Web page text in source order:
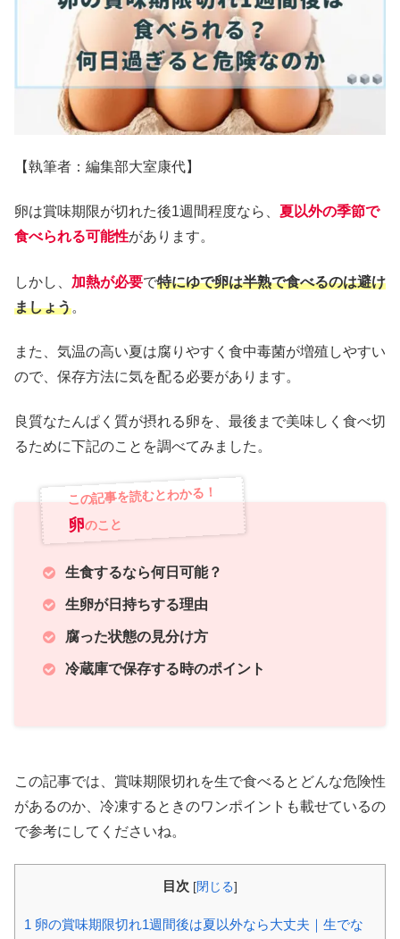
【執筆者：編集部大室康代】
卵は賞味期限が切れた後1週間程度なら、 夏以外の季節で
食べられる可能性があります。
しかし、 加熱が必要で特にゆで卵は半熟で食べるのは避け
ましょう。
また、気温の高い夏は腐りやすく食中毒菌が増殖しやすい
ので、保存方法に気を配る必要があります。
良質なたんぱく質が摂れる卵を、最後まで美味しく食べ切
るために下記のことを調べてみました。
この記事を読むとわかる！
卵のこと
生食するなら何日可能？
生卵が日持ちする理由
腐った状態の見分け方
冷蔵庫で保存する時のポイント
この記事では、賞味期限切れを生で食べるとどんな危険性
があるのか、冷凍するときのワンポイントも載せているの
で参考にしてくださいね。
目次 [閉じる]
1 卵の賞味期限切れ1週間後は夏以外なら大丈夫｜生でな